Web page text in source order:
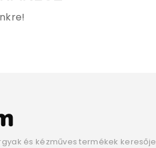
és kézműves termékek keresője